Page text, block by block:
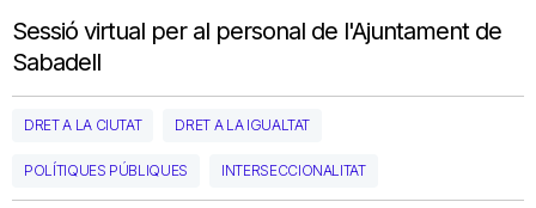
Sessió virtual per al personal de l'Ajuntament de
Sabadell
DRET A LA CIUTAT DRET A LA IGUALTAT
POLÍTIQUES PÚBLIQUES INTERSECCIONALITAT